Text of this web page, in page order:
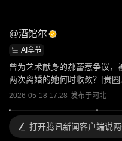
@酒馆尔
AI章节
曾为艺术献身的郝蕾惹争议，
两次离婚的她何时收敛？|贵圈
2026-05-18 17:28 发布于河北
打开腾讯新闻客户端说